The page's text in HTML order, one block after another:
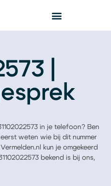
|
in je telefoon? Ben
weten wie bij dit nummer
kun je omgekeerd
bekend is bij ons,